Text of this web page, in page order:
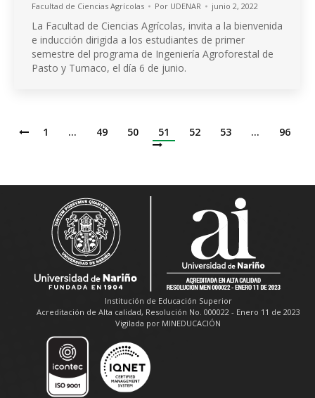
Facultad de Ciencias Agrícolas Por UDENAR junio 2, 2022
La Facultad de Ciencias Agrícolas, invita a la bienvenida
e inducción dirigida a los estudiantes de primer
semestre del programa de Ingeniería Agroforestal de
Pasto y Tumaco, el día 6 de junio.
1 … 49 50 51 52 53 … 96
Institución de Educación Superior
Acreditación de Alta calidad, Resolución No. 000022 - Enero 11 de 2023
Vigilada por MINEDUCACIÓN